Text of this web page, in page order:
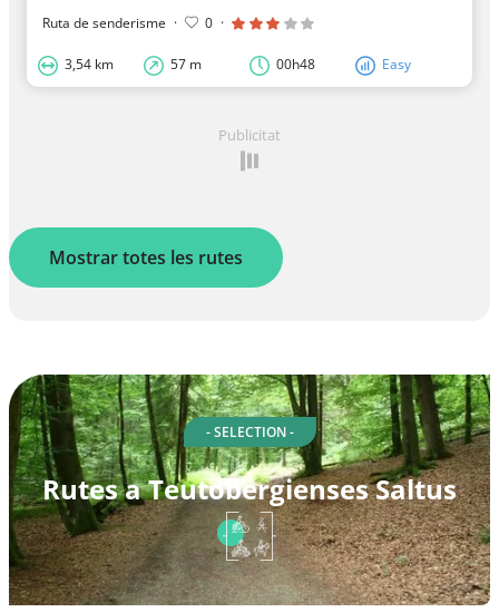
Ruta de senderisme · 0 ·
3,54 km 57 m 00h48 Easy
Publicitat
Mostrar totes les rutes
- SELECTION -
Rutes a Teutobergienses Saltus